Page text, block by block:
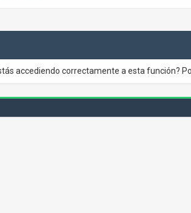
accediendo correctamente a esta función?